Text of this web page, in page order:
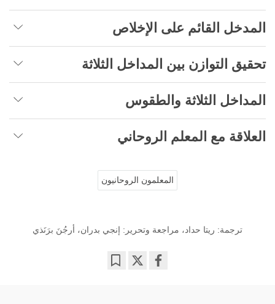
المدخل القائم على الإخلاص
تحقيق التوازن بين المداخل الثلاثة
المداخل الثلاثة والطقوس
العلاقة مع المعلم الروحاني
المعلمون الروحانيون
ترجمة: ريتا حداد، مراجعة وتحرير: إنجي بدران، أرجُنَ برَنَذي